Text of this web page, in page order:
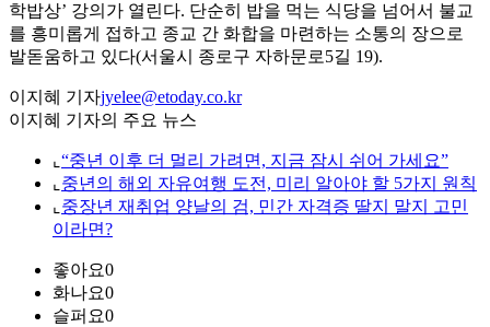
학밥상’ 강의가 열린다. 단순히 밥을 먹는 식당을 넘어서 불교
를 흥미롭게 접하고 종교 간 화합을 마련하는 소통의 장으로
발돋움하고 있다(서울시 종로구 자하문로5길 19).
이지혜 기자jyelee@etoday.co.kr
이지혜 기자의 주요 뉴스
⌞ “중년 이후 더 멀리 가려면, 지금 잠시 쉬어 가세요”
⌞ 중년의 해외 자유여행 도전, 미리 알아야 할 5가지 원칙
⌞ 중장년 재취업 양날의 검, 민간 자격증 딸지 말지 고민
이라면?
좋아요0
화나요0
슬퍼요0